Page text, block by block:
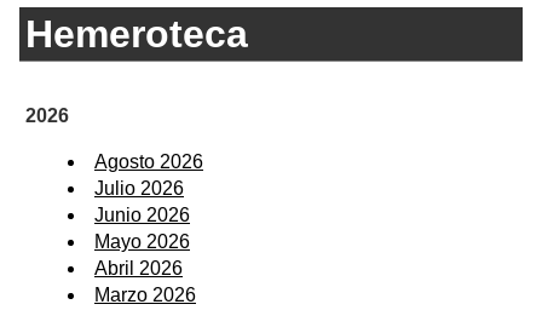
Hemeroteca
2026
Agosto 2026
Julio 2026
Junio 2026
Mayo 2026
Abril 2026
Marzo 2026